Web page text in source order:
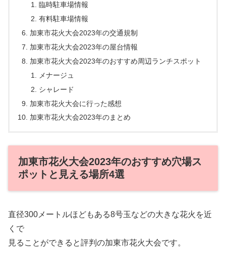
臨時駐車場情報
有料駐車場情報
加東市花火大会2023年の交通規制
加東市花火大会2023年の屋台情報
加東市花火大会2023年のおすすめ周辺ランチスポット
メナージュ
シャレード
加東市花火大会に行った感想
加東市花火大会2023年のまとめ
加東市花火大会2023年のおすすめ穴場ス
ポットと見える場所4選
直径300メートルほどもある8号玉などの大きな花火を近
くで
見ることができると評判の加東市花火大会です。